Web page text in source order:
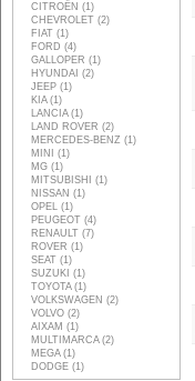
CITROËN (1)
CHEVROLET (2)
FIAT (1)
FORD (4)
GALLOPER (1)
HYUNDAI (2)
JEEP (1)
KIA (1)
LANCIA (1)
LAND ROVER (2)
MERCEDES-BENZ (1)
MINI (1)
MG (1)
MITSUBISHI (1)
NISSAN (1)
OPEL (1)
PEUGEOT (4)
RENAULT (7)
ROVER (1)
SEAT (1)
SUZUKI (1)
TOYOTA (1)
VOLKSWAGEN (2)
VOLVO (2)
AIXAM (1)
MULTIMARCA (2)
MEGA (1)
DODGE (1)